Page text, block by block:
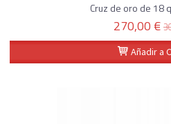
Cruz de oro de 18
270,00 €
Añadir a